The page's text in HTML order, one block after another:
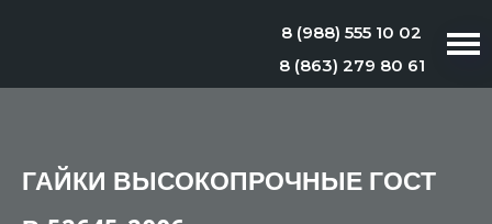
8 (988) 555 10 02
8 (863) 279 80 61
ГАЙКИ ВЫСОКОПРОЧНЫЕ ГОСТ